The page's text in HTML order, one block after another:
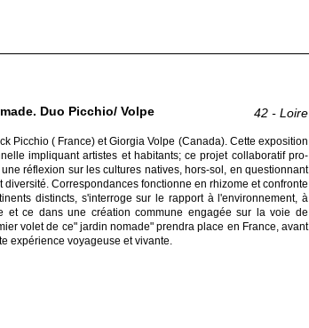
42 - Loire
Duo Picchio/ Volpe
Pi­c­chio ( France) et Giorgia Volpe (Canada). Cette expo­si­tion
im­pli­quant arti­stes et habi­tants; ce pro­jet co­llabo­ratif pro­
réflexion sur les cultures natives, hors-sol, en questi­onnant
Corre­spondances foncti­onne en rhizome et confronte
distincts, s'inter­roge sur le rapport à l'envi­ronne­ment, à
et ce dans une création co­mmune engagée sur la voie de
volet de ce" jardin no­made" prendra place en France, avant
expéri­ence vo­yageuse et vi­vante.